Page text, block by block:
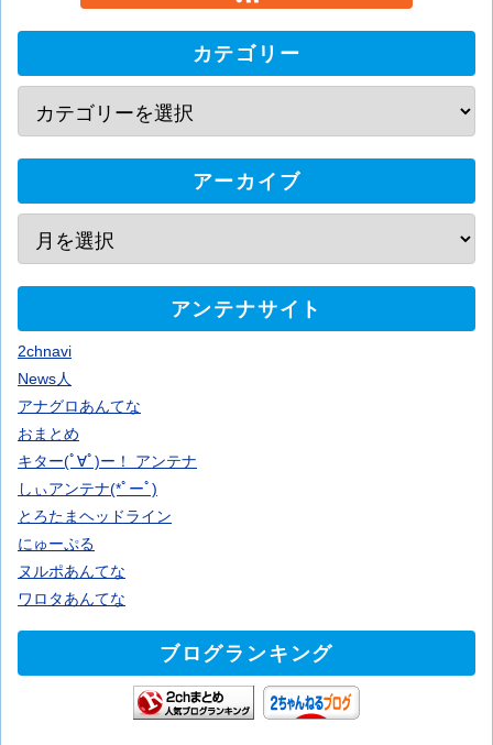
カテゴリー
アーカイブ
アンテナサイト
2chnavi
News人
アナグロあんてな
おまとめ
キター(ﾟ∀ﾟ)ー！ アンテナ
しぃアンテナ(*ﾟーﾟ)
とろたまヘッドライン
にゅーぷる
ヌルポあんてな
ワロタあんてな
ブログランキング